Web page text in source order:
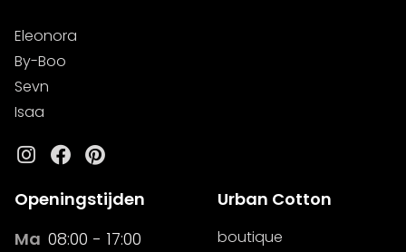
Eleonora
By-Boo
Sevn
Isaa
Instagram
Facebook
Pinterest
Openingstijden
Ma 08:00 - 17:00
Urban Cotton
boutique